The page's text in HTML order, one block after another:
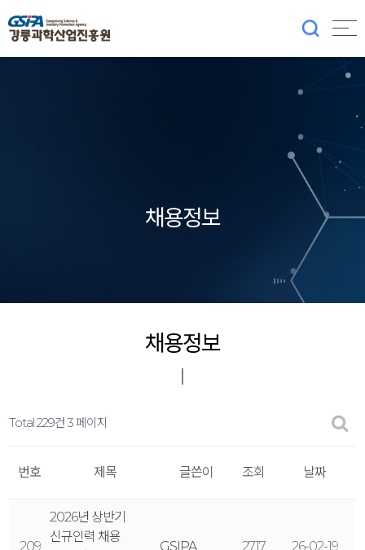
채용정보
채용정보
Total 229건 3 페이지
번호 제목 글쓴이 조회 날짜
209
2026년 상반기
신규인력 채용
GSIPA 2717 26-02-19